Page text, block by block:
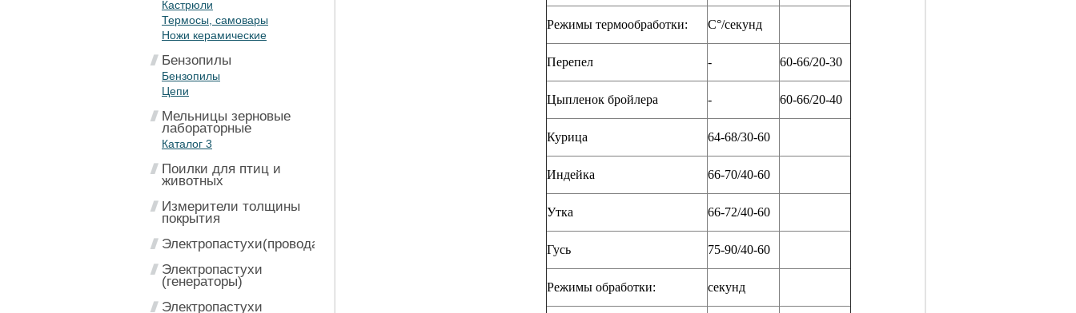
Кастрюли
Термосы, самовары
Ножи керамические
Бензопилы
Бензопилы
Цепи
Мельницы зерновые
лабораторные
Каталог 3
Поилки для птиц и
животных
Измерители толщины
покрытия
Электропастухи(провода)
Электропастухи
(генераторы)
Электропастухи
Режимы термообработки: С°/секунд
Перепел - 60-66/20-30
Цыпленок бройлера - 60-66/20-40
Курица 64-68/30-60
Индейка 66-70/40-60
Утка 66-72/40-60
Гусь 75-90/40-60
Режимы обработки: секунд